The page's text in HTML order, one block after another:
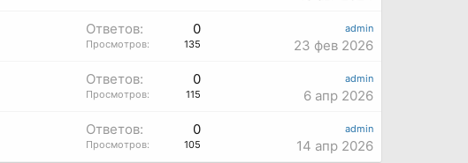
Ответов: 0
Просмотров: 135
admin
23 фев 2026
Ответов: 0
Просмотров: 115
admin
6 апр 2026
Ответов: 0
Просмотров: 105
admin
14 апр 2026